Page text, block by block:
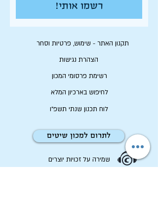
רשמו אותי!
תקנון האתר - שימוש, פרטיות וסחר
הצהרת נגישות
רשימת פרסומי המכון
לחיפוש בארכיון המלא
לוח תכנון שנתי תשפ"ו
לתרום למכון שיטים
שמירה על זכויות יוצרים